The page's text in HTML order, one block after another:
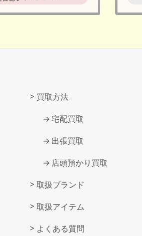
買取方法
宅配買取
出張買取
店頭預かり買取
取扱ブランド
取扱アイテム
よくある質問